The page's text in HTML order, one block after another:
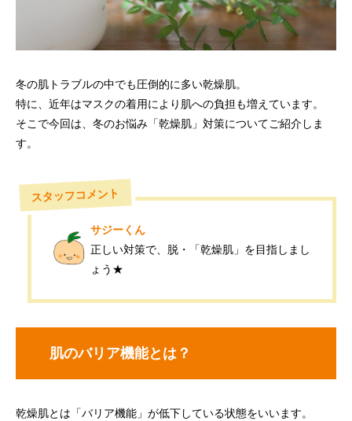
冬の肌トラブルの中でも圧倒的に多い乾燥肌。
特に、近年はマスクの着用により肌への負担も増えています。
そこで今回は、冬のお悩み「乾燥肌」対策についてご紹介しま
す。
スタッフコメント
サジーくん
正しい対策で、脱・「乾燥肌」を目指しまし
ょう★
肌のバリア機能とは？
乾燥肌とは「バリア機能」が低下している状態をいいます。